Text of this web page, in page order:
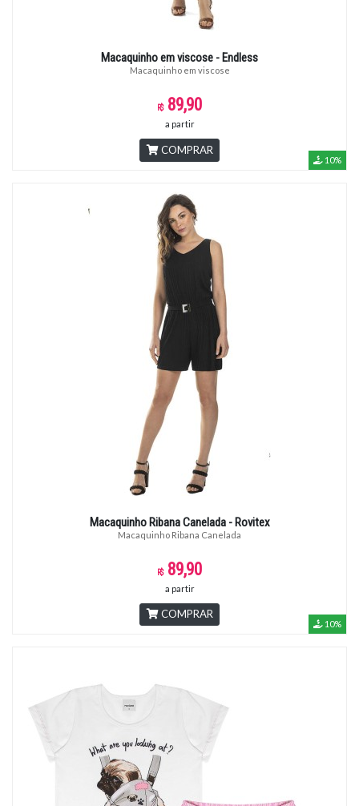
Macaquinho em viscose - Endless
Macaquinho em viscose
89,90
a partir
COMPRAR
10%
Macaquinho Ribana Canelada - Rovitex
Macaquinho Ribana Canelada
89,90
a partir
COMPRAR
10%